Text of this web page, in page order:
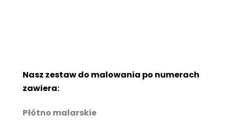
Nasz zestaw do malowania po numerach
zawiera:
Płótno malarskie